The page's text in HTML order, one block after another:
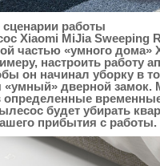
работы
Xiaomi MiJia Sweeping
частью «умного дома»
настроить работу
он начинал уборку в
«умный» дверной замок.
определенные
будет убирать
прибытия с работы.